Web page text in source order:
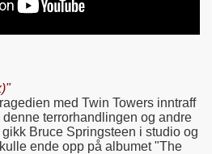
med Twin Towers inntraff
terrorhandlingen og andre
Bruce Springsteen i studio og
ende opp på albumet "The